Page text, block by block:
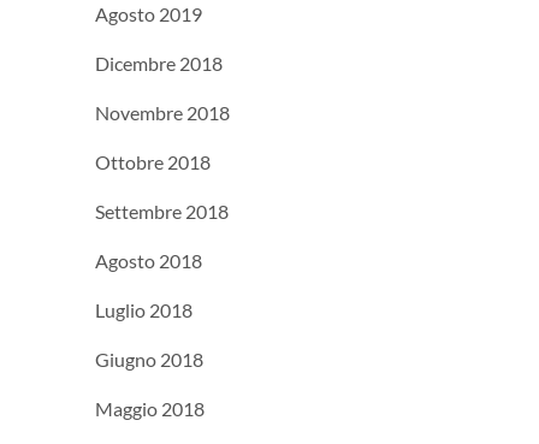
Agosto 2019
Dicembre 2018
Novembre 2018
Ottobre 2018
Settembre 2018
Agosto 2018
Luglio 2018
Giugno 2018
Maggio 2018